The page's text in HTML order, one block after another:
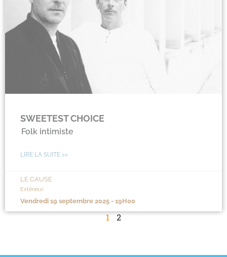
SWEETEST CHOICE
Folk intimiste
LIRE LA SUITE >>
LE CAUSE
Extérieur
vendredi 19 septembre 2025 - 19H00
1 2